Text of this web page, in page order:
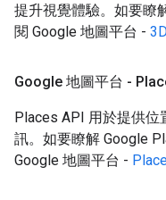
提升視覺體驗。如要瞭
閱 Google 地圖平台 -
Google 地圖平台 -
Places API 用於提供位
訊。如要瞭解 Google
Google 地圖平台 -